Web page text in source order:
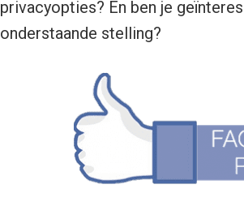
privacyopties? En ben je
onderstaande stelling?